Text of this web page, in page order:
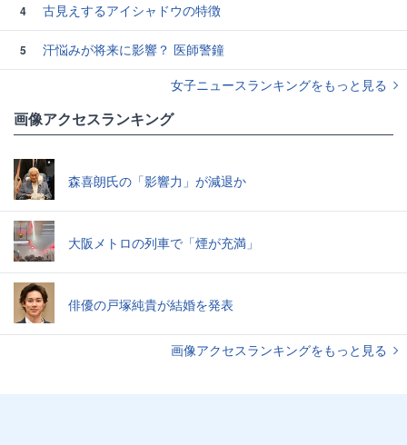
4 古見えするアイシャドウの特徴
5
汗悩みが将来に影響？ 医師警鐘
女子ニュースランキングをもっと見る
画像アクセスランキング
森喜朗氏の「影響力」が減退か
大阪メトロの列車で「煙が充満」
俳優の戸塚純貴が結婚を発表
画像アクセスランキングをもっと見る